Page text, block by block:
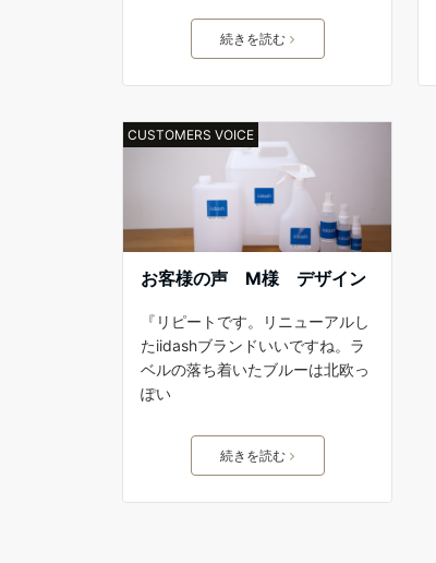
続きを読む
CUSTOMERS VOICE
お客様の声 M様 デザイン
『リピートです。リニューアルし
たiidashブランドいいですね。ラ
ベルの落ち着いたブルーは北欧っ
ぽい
続きを読む